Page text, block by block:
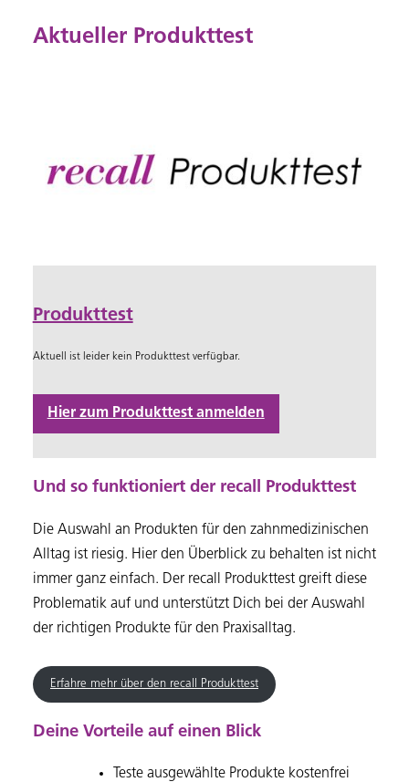
Aktueller Produkttest
Produkttest
Aktuell ist leider kein Produkttest verfügbar.
Hier zum Produkttest anmelden
Und so funktioniert der recall Produkttest
Die Auswahl an Produkten für den zahnmedizinischen
Alltag ist riesig. Hier den Überblick zu behalten ist nicht
immer ganz einfach. Der recall Produkttest greift diese
Problematik auf und unterstützt Dich bei der Auswahl
der richtigen Produkte für den Praxisalltag.
Erfahre mehr über den recall Produkttest
Deine Vorteile auf einen Blick
Teste ausgewählte Produkte kostenfrei